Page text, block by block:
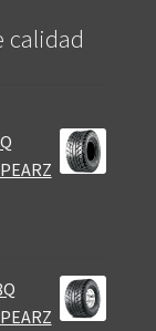
calidad‎